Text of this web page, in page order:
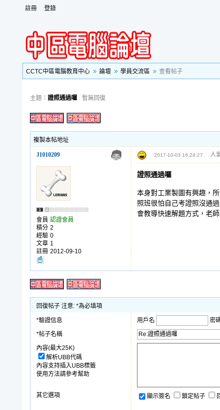
註冊 登錄
CCTC中區電腦教育中心 論壇 學員交流區 查看帖子
主題： 證照通過囉 暫無回復
複製本帖地址
J1010209 2017-10-03 16:24:27 人
會員 認證會員
積分 2
經驗 0
文章 1
註冊 2012-09-10
證照通過囉
本身對工業製圖有興趣，
照班很怕自己考證照沒通
會教導快速解題方式，老
回復帖子 注意: *為必填項
*驗證信息 用戶名
密
*帖子名稱
內容(最大25K)
解析UBB代碼
內容支持插入UBB標籤
使用方法請參考幫助
其它選項 顯示簽名 鎖定帖子